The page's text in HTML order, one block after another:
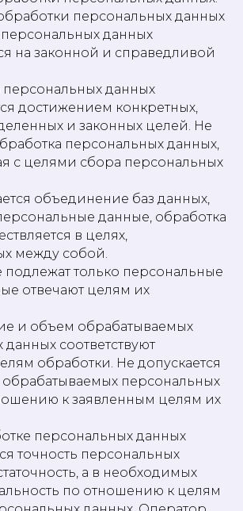
персональных данных
персональных данных
на законной и справедливой
персональных данных
достижением конкретных,
и законных целей. Не
персональных данных,
с целями сбора персональных
объединение баз данных,
данные, обработка
в целях,
между собой.
подлежат только персональные
отвечают целям их
и объем обрабатываемых
соответствуют
обработки. Не допускается
обрабатываемых персональных
к заявленным целям их
персональных данных
точность персональных
а в необходимых
по отношению к целям